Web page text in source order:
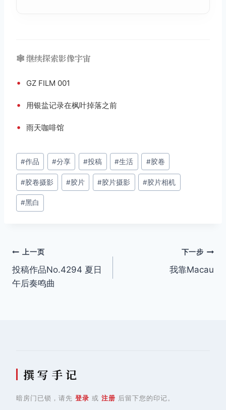
🕸️ 继续探索影像宇宙
• GZ FILM 001
• 用银盐记录在枫叶掉落之前
• 雨天咖啡馆
文
章
标
签：
#作品 #分享 #投稿 #生活 #胶卷
#胶卷摄影 #胶片 #胶片摄影 #胶片相机
#黑白
文
章
上一页
投稿作品No.4294 夏日
午后奏鸣曲
下一步
我靠Macau
撰 写 手 记
暗房门已锁，请先 登录 或 注册 后留下您的印记。